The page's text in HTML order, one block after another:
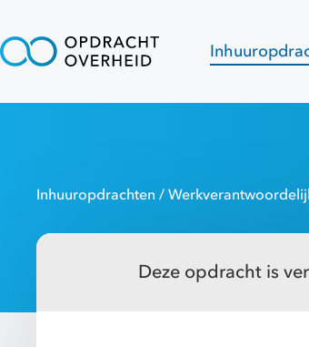
Inhuuropdrachten /
Deze opdracht is